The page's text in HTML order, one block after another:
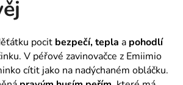
pocit bezpečí, tepla a pohodlí
V péřové zavinovačce z Emiimio
cítit jako na nadýchaném obláčku.